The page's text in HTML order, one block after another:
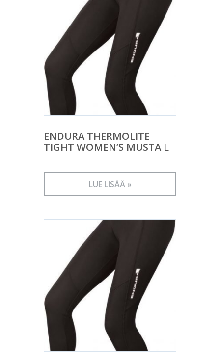
ENDURA THERMOLITE
TIGHT WOMEN’S MUSTA L
LUE LISÄÄ »